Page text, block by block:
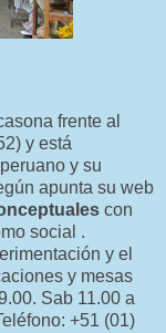
frente al
y está
y su
apunta su web
con
social .
y el
y mesas
Sab 11.00 a
+51 (01)